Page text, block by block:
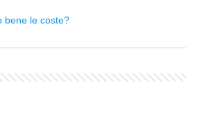
bene le coste?